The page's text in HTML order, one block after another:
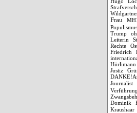
Frau
Populismus
Trump
Leiterin
Rechte
Friedrich
Hürlimann
Justiz
Journalist
Verführung
Dominik
Kraushaar